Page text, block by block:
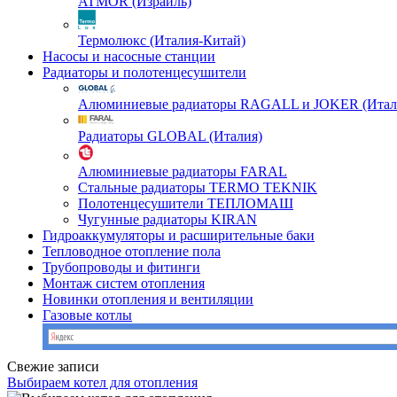
Термолюкс (Италия-Китай)
Насосы и насосные станции
Радиаторы и полотенцесушители
Алюминиевые радиаторы RAGALL и JOKER
Радиаторы GLOBAL (Италия)
Алюминиевые радиаторы FARAL
Стальные радиаторы TERMO TEKNIK
Полотенцесушители ТЕПЛОМАШ
Чугунные радиаторы KIRAN
Гидроаккумуляторы и расширительные баки
Тепловодное отопление пола
Трубопроводы и фитинги
Монтаж систем отопления
Новинки отопления и вентиляции
Газовые котлы
Свежие записи
Выбираем котел для отопления